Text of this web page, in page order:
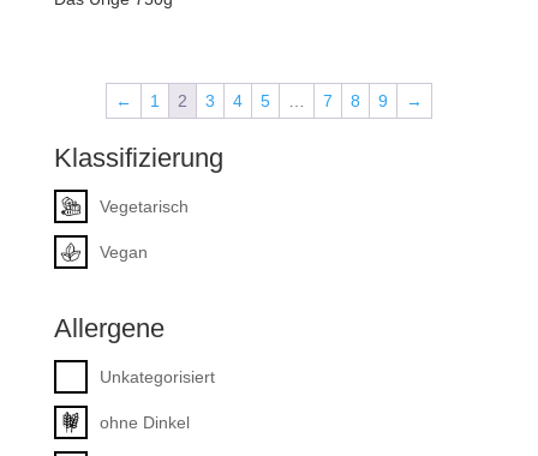
← 1 2 3 4 5 … 7 8 9 →
Klassifizierung
Vegetarisch
Vegan
Allergene
Unkategorisiert
ohne Dinkel